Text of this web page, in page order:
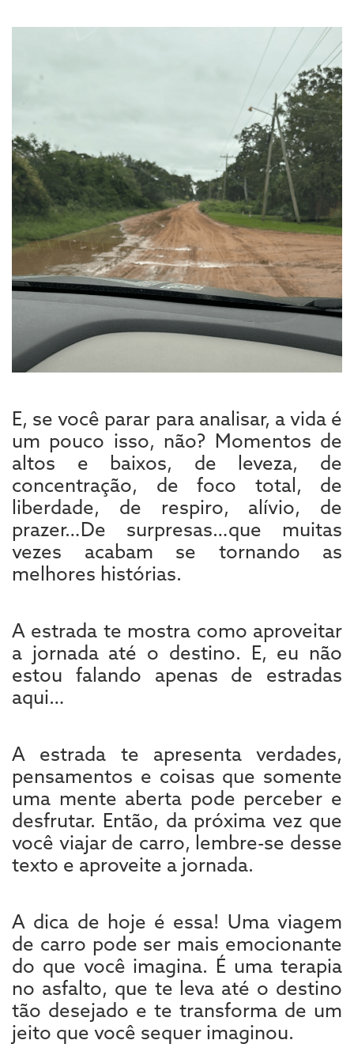
E, se você parar para analisar, a vida é
um pouco isso, não? Momentos de
altos e baixos, de leveza, de
concentração, de foco total, de
liberdade, de respiro, alívio, de
prazer…De surpresas…que muitas
vezes acabam se tornando as
melhores histórias.
A estrada te mostra como aproveitar
a jornada até o destino. E, eu não
estou falando apenas de estradas
aqui…
A estrada te apresenta verdades,
pensamentos e coisas que somente
uma mente aberta pode perceber e
desfrutar. Então, da próxima vez que
você viajar de carro, lembre-se desse
texto e aproveite a jornada.
A dica de hoje é essa! Uma viagem
de carro pode ser mais emocionante
do que você imagina. É uma terapia
no asfalto, que te leva até o destino
tão desejado e te transforma de um
jeito que você sequer imaginou.